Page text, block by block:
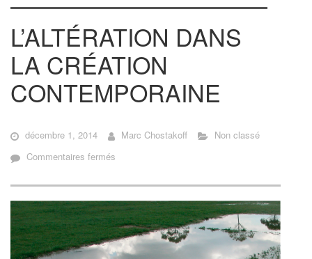
L’ALTÉRATION DANS
LA CRÉATION
CONTEMPORAINE
décembre 1, 2014 Marc Chostakoff
Non classé
Commentaires fermés
DANS
LA
CRÉATION
CONTEMPORAINE